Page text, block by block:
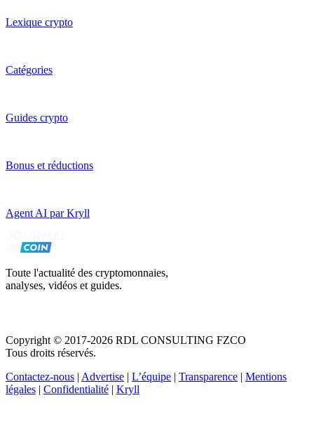
Lexique crypto
Catégories
Guides crypto
Bonus et réductions
Agent AI par Kryll
Toute l'actualité des cryptomonnaies,
analyses, vidéos et guides.
Copyright © 2017-2026 RDL CONSULTING FZCO
Tous droits réservés.
Contactez-nous | Advertise | L’équipe | Transparence | Mentions
légales | Confidentialité | Kryll